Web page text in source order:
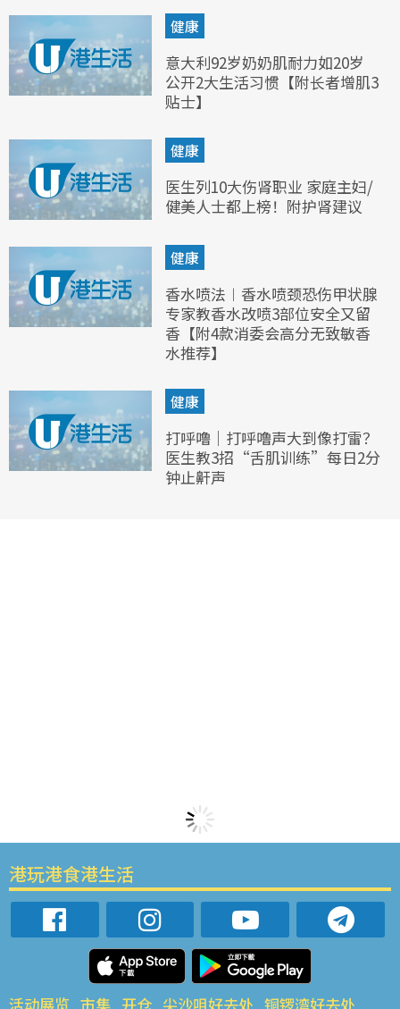
健康
意大利92岁奶奶肌耐力如20岁
公开2大生活习惯【附长者增肌3
贴士】
健康
医生列10大伤肾职业 家庭主妇/
健美人士都上榜！附护肾建议
健康
香水喷法︱香水喷颈恐伤甲状腺
专家教香水改喷3部位安全又留
香【附4款消委会高分无致敏香
水推荐】
健康
打呼噜｜打呼噜声大到像打雷？
医生教3招“舌肌训练”每日2分
钟止鼾声
港玩港食港生活
活动展览 市集 开仓 尖沙咀好去处 铜锣湾好去处